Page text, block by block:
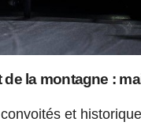
de la montagne :
et